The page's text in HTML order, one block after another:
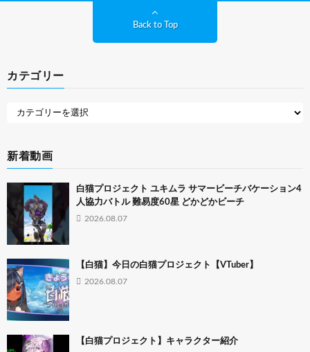
Back to Top
カテゴリー
新着動画
白猫プロジェクト ユキムラ サマービーチバケーション4
人協力バトル 難易度60星 どかどかビーチ
2026.08.07
【白猫】今日の白猫プロジェクト【VTuber】
2026.08.07
【白猫プロジェクト】キャラクター紹介